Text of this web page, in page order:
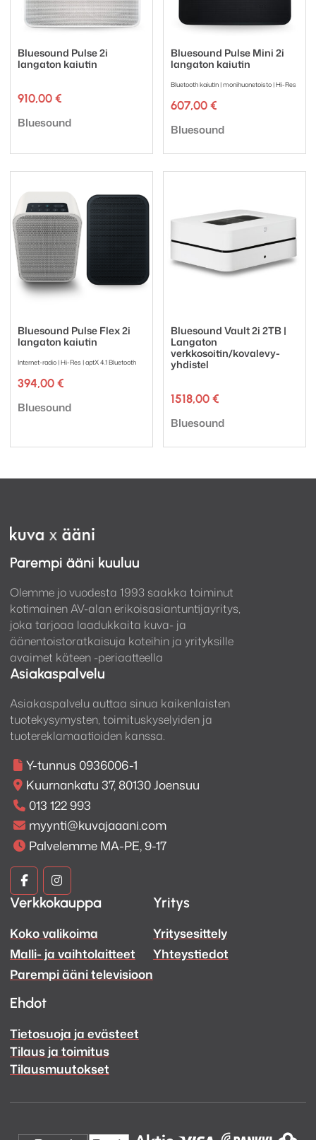
Bluesound Pulse 2i
langaton kaiutin
910,00 €
Tuotemerkki:
Bluesound
Bluesound Pulse Mini 2i
langaton kaiutin
Bluetooth kaiutin | monihuonetoisto | Hi-Res
607,00 €
Tuotemerkki:
Bluesound
Bluesound Pulse Flex 2i
langaton kaiutin
Internet-radio | Hi-Res | aptX 4.1 Bluetooth
394,00 €
Tuotemerkki:
Bluesound
Bluesound Vault 2i 2TB |
Langaton
verkkosoitin/kovalevy-
yhdistel
1518,00 €
Tuotemerkki:
Bluesound
Parempi ääni kuuluu
Olemme jo vuodesta 1993 saakka toiminut
kotimainen AV-alan erikoisasiantuntijayritys,
joka tarjoaa laadukkaita kuva- ja
äänentoistoratkaisuja koteihin ja yrityksille
avaimet käteen -periaatteella
Asiakaspalvelu
Asiakaspalvelu auttaa sinua kaikenlaisten
tuotekysymysten, toimituskyselyiden ja
tuotereklamaatioiden kanssa.
Y-tunnus 0936006-1
Kuurnankatu 37, 80130 Joensuu
013 122 993
myynti@kuvajaaani.com
Palvelemme MA-PE, 9-17
Kuva
ja
Ääni
Facebook
Kuva
ja
Ääni
Instagram
Verkkokauppa
Koko valikoima
Malli- ja vaihtolaitteet
Parempi ääni televisioon
Yritys
Yritysesittely
Yhteystiedot
Ehdot
Tietosuoja ja evästeet
Tilaus ja toimitus
Tilausmuutokset